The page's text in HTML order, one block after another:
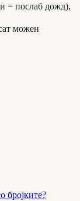
= послаб дожд),
можен
бројките?